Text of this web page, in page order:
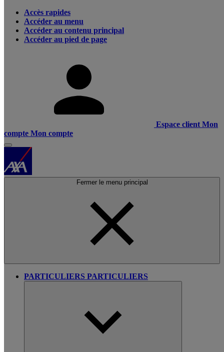
Accès rapides
Accéder au menu
Accéder au contenu principal
Accéder au pied de page
Espace client Mon
compte Mon compte
Fermer le menu principal
PARTICULIERS PARTICULIERS